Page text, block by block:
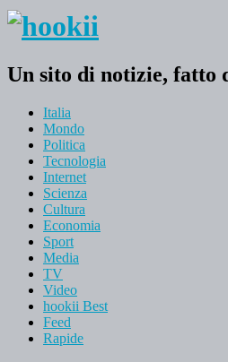
Un sito di notizie, fatto
Italia
Mondo
Politica
Tecnologia
Internet
Scienza
Cultura
Economia
Sport
Media
TV
Video
hookii Best
Feed
Rapide